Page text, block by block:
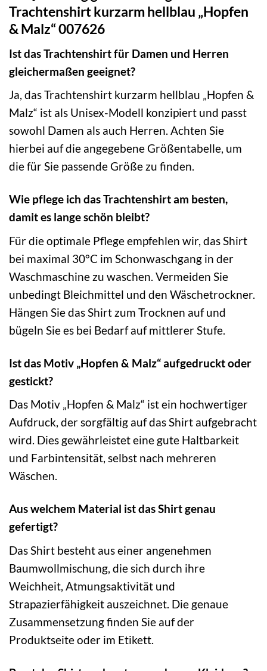
Trachtenshirt kurzarm hellblau „Hopfen
& Malz“ 007626
Ist das Trachtenshirt für Damen und Herren
gleichermaßen geeignet?
Ja, das Trachtenshirt kurzarm hellblau „Hopfen &
Malz“ ist als Unisex-Modell konzipiert und passt
sowohl Damen als auch Herren. Achten Sie
hierbei auf die angegebene Größentabelle, um
die für Sie passende Größe zu finden.
Wie pflege ich das Trachtenshirt am besten,
damit es lange schön bleibt?
Für die optimale Pflege empfehlen wir, das Shirt
bei maximal 30°C im Schonwaschgang in der
Waschmaschine zu waschen. Vermeiden Sie
unbedingt Bleichmittel und den Wäschetrockner.
Hängen Sie das Shirt zum Trocknen auf und
bügeln Sie es bei Bedarf auf mittlerer Stufe.
Ist das Motiv „Hopfen & Malz“ aufgedruckt oder
gestickt?
Das Motiv „Hopfen & Malz“ ist ein hochwertiger
Aufdruck, der sorgfältig auf das Shirt aufgebracht
wird. Dies gewährleistet eine gute Haltbarkeit
und Farbintensität, selbst nach mehreren
Wäschen.
Aus welchem Material ist das Shirt genau
gefertigt?
Das Shirt besteht aus einer angenehmen
Baumwollmischung, die sich durch ihre
Weichheit, Atmungsaktivität und
Strapazierfähigkeit auszeichnet. Die genaue
Zusammensetzung finden Sie auf der
Produktseite oder im Etikett.